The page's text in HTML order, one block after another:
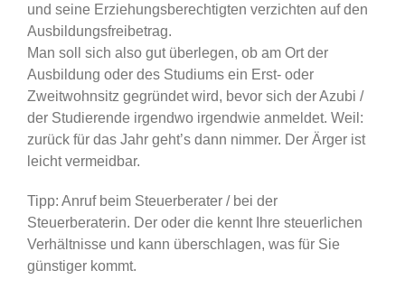
und seine Erziehungsberechtigten verzichten auf den
Ausbildungsfreibetrag.
Man soll sich also gut überlegen, ob am Ort der
Ausbildung oder des Studiums ein Erst- oder
Zweitwohnsitz gegründet wird, bevor sich der Azubi /
der Studierende irgendwo irgendwie anmeldet. Weil:
zurück für das Jahr geht’s dann nimmer. Der Ärger ist
leicht vermeidbar.
Tipp: Anruf beim Steuerberater / bei der
Steuerberaterin. Der oder die kennt Ihre steuerlichen
Verhältnisse und kann überschlagen, was für Sie
günstiger kommt.